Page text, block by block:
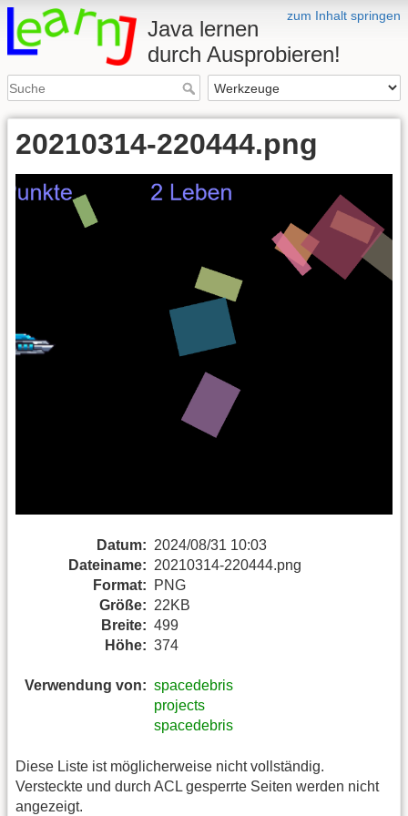
zum Inhalt springen
Java lernen
durch Ausprobieren!
20210314-220444.png
Datum: 2024/08/31 10:03
Dateiname: 20210314-220444.png
Format:
PNG
Größe: 22KB
Breite: 499
Höhe: 374
Verwendung von: spacedebris
projects
spacedebris
Diese Liste ist möglicherweise nicht vollständig.
Versteckte und durch ACL gesperrte Seiten werden nicht
angezeigt.